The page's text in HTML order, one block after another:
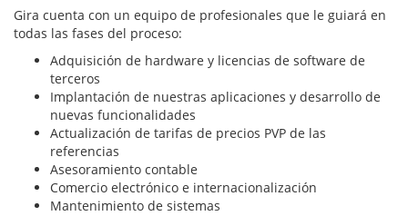
Gira cuenta con un equipo de profesionales que le guiará en
todas las fases del proceso:
Adquisición de hardware y licencias de software de
terceros
Implantación de nuestras aplicaciones y desarrollo de
nuevas funcionalidades
Actualización de tarifas de precios PVP de las
referencias
Asesoramiento contable
Comercio electrónico e internacionalización
Mantenimiento de sistemas